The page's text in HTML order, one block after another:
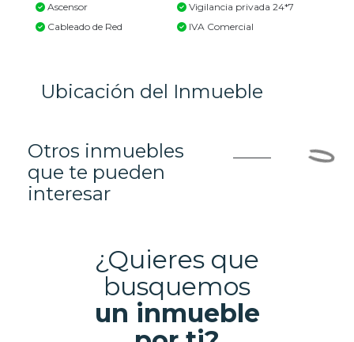
Ascensor
Cableado de Red
Vigilancia privada 24*7
IVA Comercial
Ubicación del Inmueble
Otros inmuebles
que te pueden
interesar
¿Quieres que
busquemos
un inmueble